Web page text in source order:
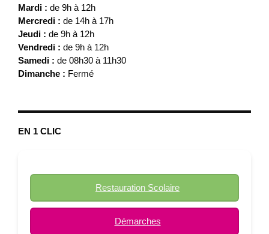
Mardi : de 9h à 12h
Mercredi : de 14h à 17h
Jeudi : de 9h à 12h
Vendredi : de 9h à 12h
Samedi : de 08h30 à 11h30
Dimanche : Fermé
EN 1 CLIC
Restauration Scolaire
Démarches